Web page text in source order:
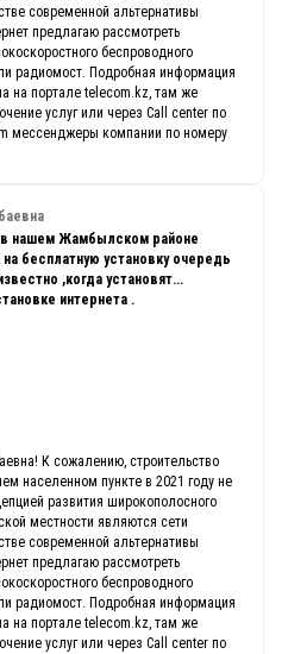
современной альтернативы
предлагаю рассмотреть
беспроводного
радиомост. Подробная информация
на портале telecom.kz, там же
услуг или через Call center по
мессенджеры компании по номеру
в нашем Жамбылском районе
бесплатную установку очередь
,когда установят...
интернета .
К сожалению, строительство
населенном пункте в 2021 году не
развития широкополосного
местности являются сети
современной альтернативы
предлагаю рассмотреть
беспроводного
радиомост. Подробная информация
на портале telecom.kz, там же
услуг или через Call center по